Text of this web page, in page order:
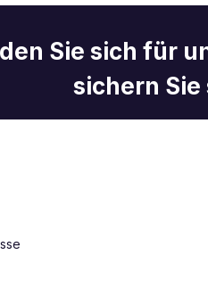
Sie sich für
sichern Sie